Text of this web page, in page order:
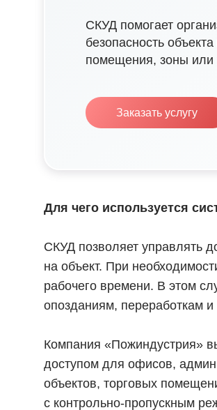
Для чего используется
СКУД позволяет управлять
на объект. При
рабочего времени. В этом
опозданиям, переработкам
Компания «Пожиндустрия»
доступом для офисов,
объектов, торговых
с контрольно-пропускным
СКУД помогает
безопасность
помещения, зоны или
Заказать услугу